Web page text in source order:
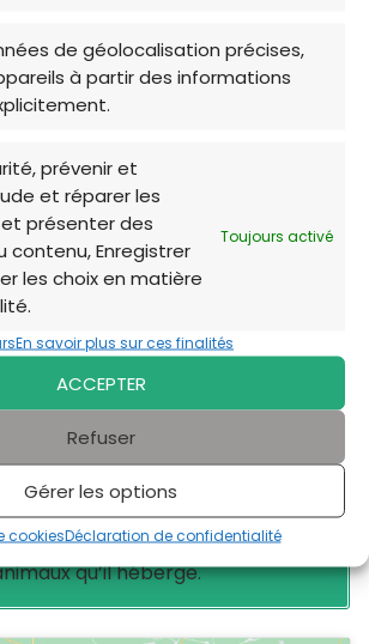
de géolocalisation précises,
à partir des informations
prévenir et
et réparer les
et présenter des
contenu, Enregistrer
les choix en matière
Toujours activé
En savoir plus sur ces finalités
ACCEPTER
Refuser
Gérer les options
cookiesDéclaration de confidentialité
Road, 34750, 34750
467 277 378
PERMANENCE:Du lundi au samedi
14h à 18h
Noé , géré par la
des Animaux (SPA) de
Métropole, est un
errants. Bien que sa mission
pas de fournir des soins
public,le complexe collabore
vétérinairespour garantir
qu’il héberge.